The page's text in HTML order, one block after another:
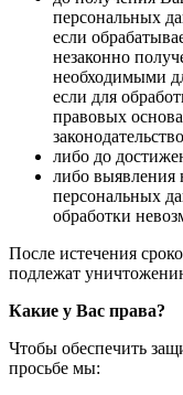
персональных
если
незаконно
необходимыми
если для
правовых
либо до
либо выявления
персональных
обработки
После истечения
подлежат
Какие у Вас права?
Чтобы обеспечить
просьбе мы: